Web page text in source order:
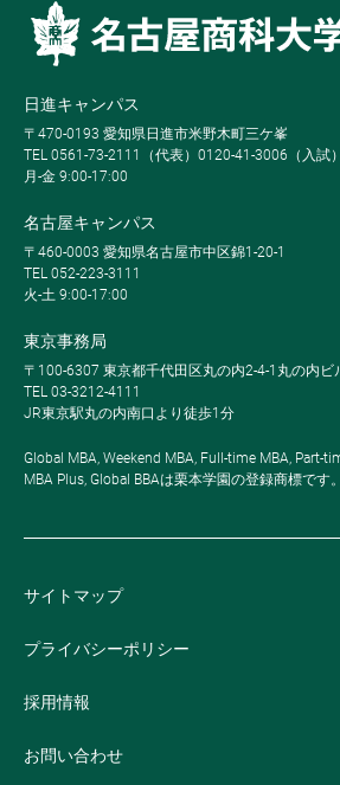
日進キャンパス
〒470-0193 愛知県日進市米野木町三ケ峯
TEL 0561-73-2111（代表）0120-41-3006（入試）
月-金 9:00-17:00
名古屋キャンパス
〒460-0003 愛知県名古屋市中区錦1-20-1
TEL 052-223-3111
火-土 9:00-17:00
東京事務局
〒100-6307 東京都千代田区丸の内2-4-1丸の内ビ
TEL 03-3212-4111
JR東京駅丸の内南口より徒歩1分
Global MBA, Weekend MBA, Full-time MBA, Part-
MBA Plus, Global BBAは栗本学園の登録商標です。
サイトマップ
プライバシーポリシー
採用情報
お問い合わせ